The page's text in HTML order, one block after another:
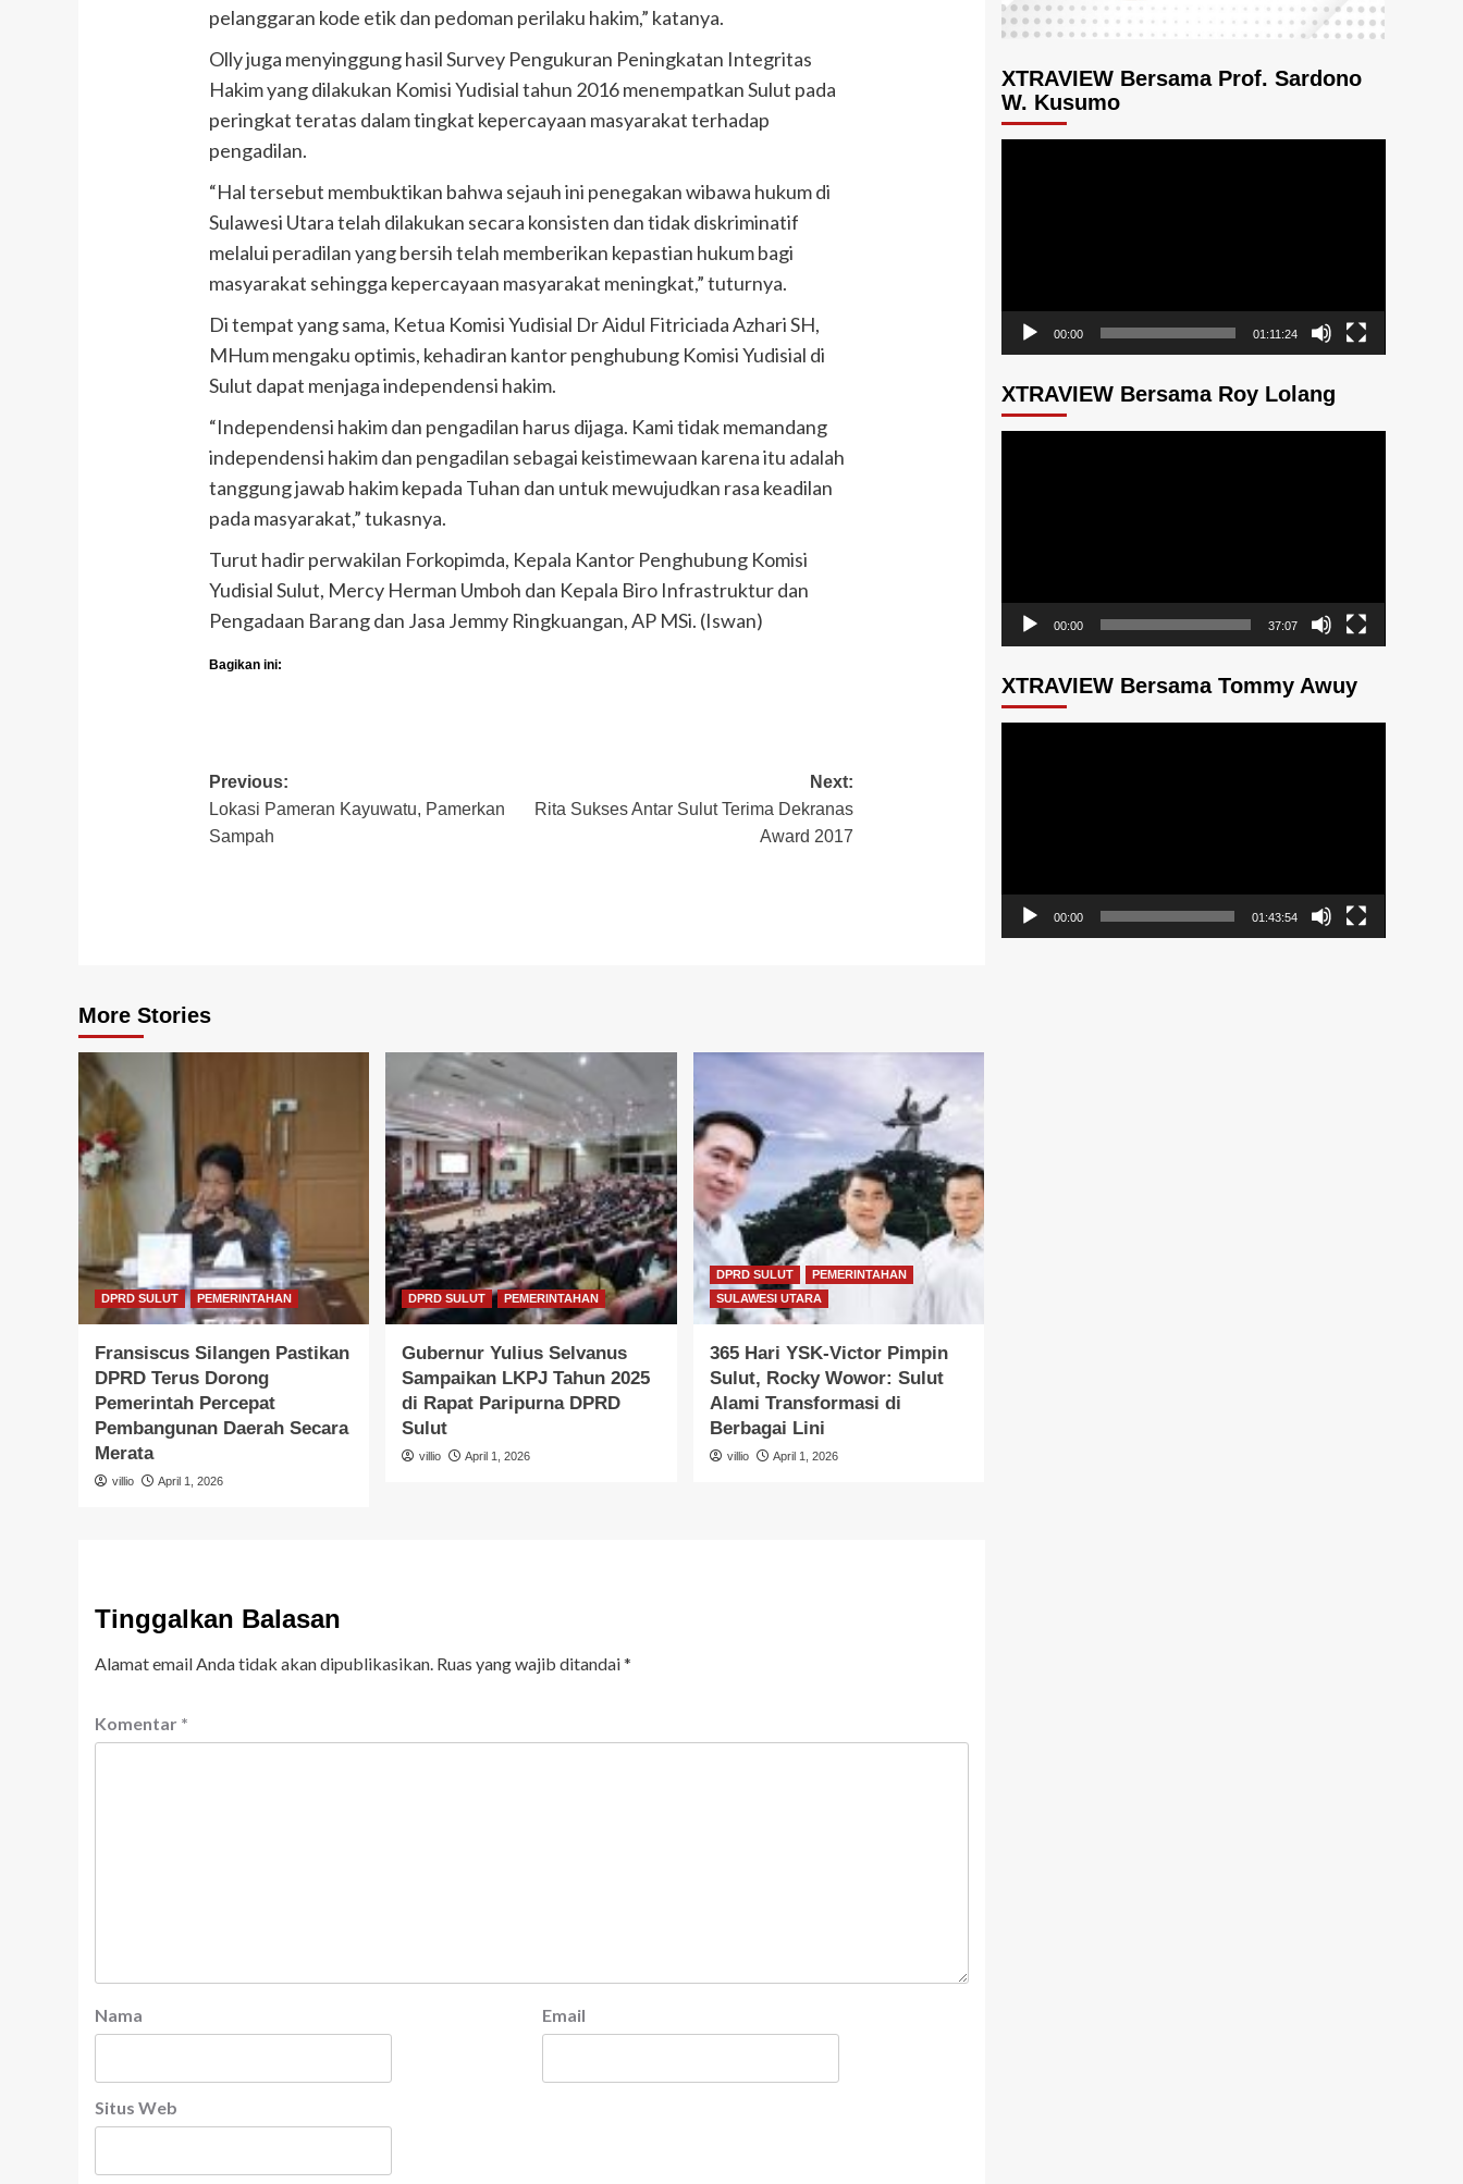
pelanggaran kode etik dan pedoman perilaku hakim,” katanya.
Olly juga menyinggung hasil Survey Pengukuran Peningkatan Integritas
Hakim yang dilakukan Komisi Yudisial tahun 2016 menempatkan Sulut pada
peringkat teratas dalam tingkat kepercayaan masyarakat terhadap
pengadilan.
“Hal tersebut membuktikan bahwa sejauh ini penegakan wibawa hukum di
Sulawesi Utara telah dilakukan secara konsisten dan tidak diskriminatif
melalui peradilan yang bersih telah memberikan kepastian hukum bagi
masyarakat sehingga kepercayaan masyarakat meningkat,” tuturnya.
Di tempat yang sama, Ketua Komisi Yudisial Dr Aidul Fitriciada Azhari SH,
MHum mengaku optimis, kehadiran kantor penghubung Komisi Yudisial di
Sulut dapat menjaga independensi hakim.
“Independensi hakim dan pengadilan harus dijaga. Kami tidak memandang
independensi hakim dan pengadilan sebagai keistimewaan karena itu adalah
tanggung jawab hakim kepada Tuhan dan untuk mewujudkan rasa keadilan
pada masyarakat,” tukasnya.
Turut hadir perwakilan Forkopimda, Kepala Kantor Penghubung Komisi
Yudisial Sulut, Mercy Herman Umboh dan Kepala Biro Infrastruktur dan
Pengadaan Barang dan Jasa Jemmy Ringkuangan, AP MSi. (Iswan)
Bagikan ini:
Post
navigation
Previous:
Lokasi Pameran Kayuwatu, Pamerkan
Sampah
Next:
Rita Sukses Antar Sulut Terima Dekranas
Award 2017
More Stories
DPRD SULUT PEMERINTAHAN
Fransiscus Silangen Pastikan
DPRD Terus Dorong
Pemerintah Percepat
Pembangunan Daerah Secara
Merata
villio April 1, 2026
DPRD SULUT PEMERINTAHAN
Gubernur Yulius Selvanus
Sampaikan LKPJ Tahun 2025
di Rapat Paripurna DPRD
Sulut
villio April 1, 2026
DPRD SULUT
PEMERINTAHAN
SULAWESI UTARA
365 Hari YSK-Victor Pimpin
Sulut, Rocky Wowor: Sulut
Alami Transformasi di
Berbagai Lini
villio April 1, 2026
Tinggalkan Balasan
Alamat email Anda tidak akan dipublikasikan. Ruas yang wajib ditandai*
Komentar *
Nama Email
Situs Web
XTRAVIEW Bersama Prof. Sardono
W. Kusumo
00:00 01:11:24
XTRAVIEW Bersama Roy Lolang
00:00 37:07
XTRAVIEW Bersama Tommy Awuy
00:00 01:43:54